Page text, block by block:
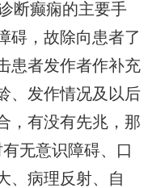
断癫痫的主要手
碍，故除向患者了
患者发作者作补充
、发作情况及以后
，有没有先兆，那
无意识障碍、口
、病理反射、自